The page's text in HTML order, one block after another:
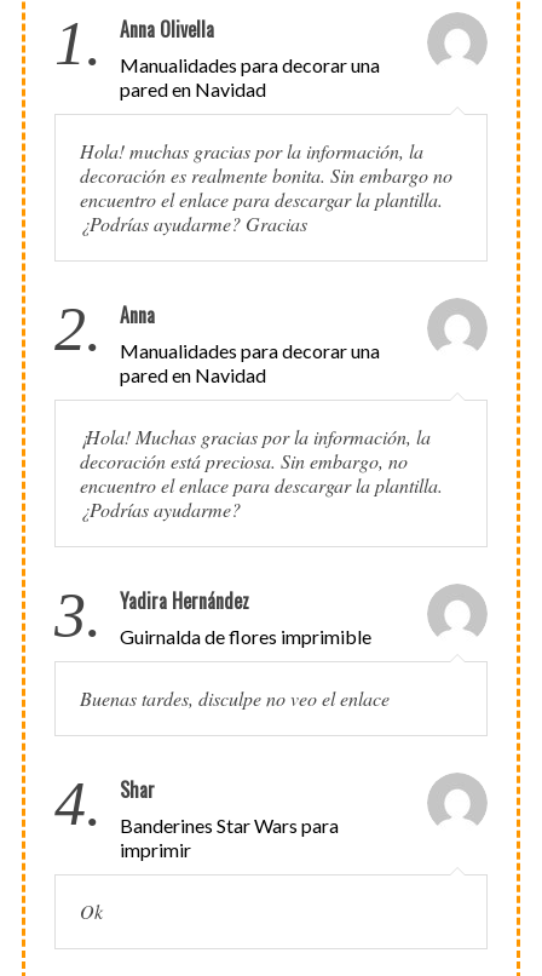
1. Anna Olivella
Manualidades para decorar una
pared en Navidad
Hola! muchas gracias por la información, la
decoración es realmente bonita. Sin embargo no
encuentro el enlace para descargar la plantilla.
¿Podrías ayudarme? Gracias
2. Anna
Manualidades para decorar una
pared en Navidad
¡Hola! Muchas gracias por la información, la
decoración está preciosa. Sin embargo, no
encuentro el enlace para descargar la plantilla.
¿Podrías ayudarme?
3. Yadira Hernández
Guirnalda de flores imprimible
Buenas tardes, disculpe no veo el enlace
4. Shar
Banderines Star Wars para
imprimir
Ok